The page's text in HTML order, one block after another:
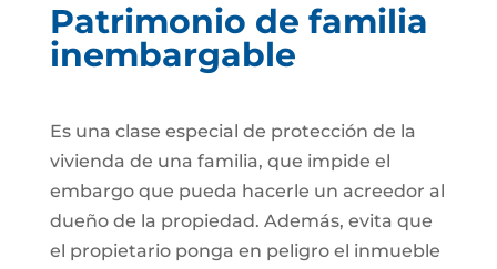
Patrimonio de familia
inembargable
Es una clase especial de protección de la
vivienda de una familia, que impide el
embargo que pueda hacerle un acreedor al
dueño de la propiedad. Además, evita que
el propietario ponga en peligro el inmueble